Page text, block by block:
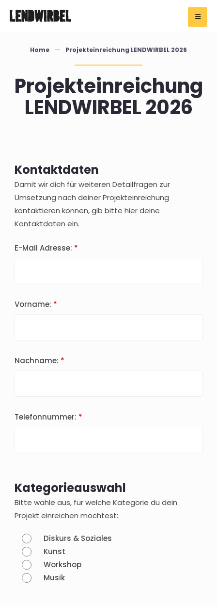
Home Projekteinreichung LENDWIRBEL 2026
Projekteinreichung
LENDWIRBEL 2026
Kontaktdaten
Damit wir dich für weiteren Detailfragen zur
Umsetzung nach deiner Projekteinreichung
kontaktieren können, gib bitte hier deine
Kontaktdaten ein.
E-Mail Adresse:
Vorname:
Nachname:
Telefonnummer:
Kategorieauswahl
Bitte wähle aus, für welche Kategorie du dein
Projekt einreichen möchtest:
Diskurs & Soziales
Kunst
Workshop
Musik